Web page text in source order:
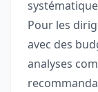
Pour les
avec des
analyses